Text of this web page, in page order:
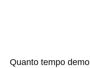
Quanto tempo